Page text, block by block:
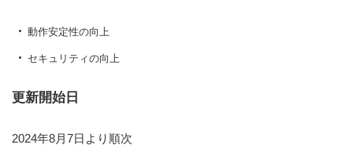
動作安定性の向上
セキュリティの向上
更新開始日
2024年8月7日より順次